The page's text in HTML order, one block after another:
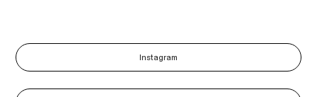
Instagram